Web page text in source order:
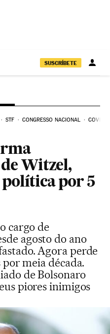
SUSCRÍBETE
STF CONGRESSO NACIONAL COVID-
Witzel,
política por 5
cargo de
agosto do ano
Agora perde
meia década.
de Bolsonaro
piores inimigos